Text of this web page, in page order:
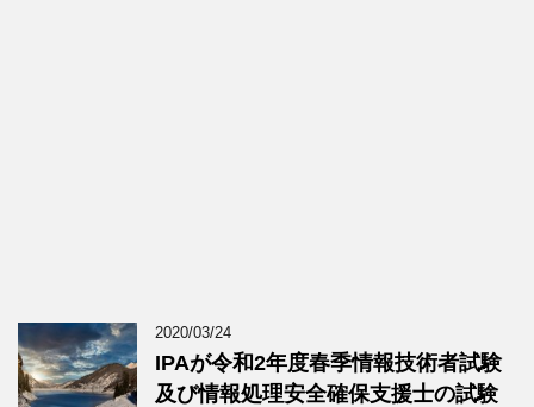
2020/03/24
IPAが令和2年度春季情報技術者試験
及び情報処理安全確保支援士の試験